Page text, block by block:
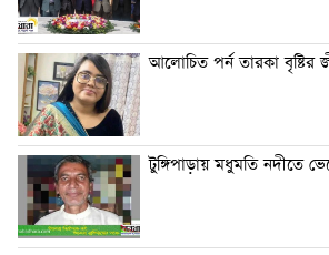
আলোচিত পর্ন তারকা বৃষ্টির
টুঙ্গিপাড়ায় মধুমতি নদীতে